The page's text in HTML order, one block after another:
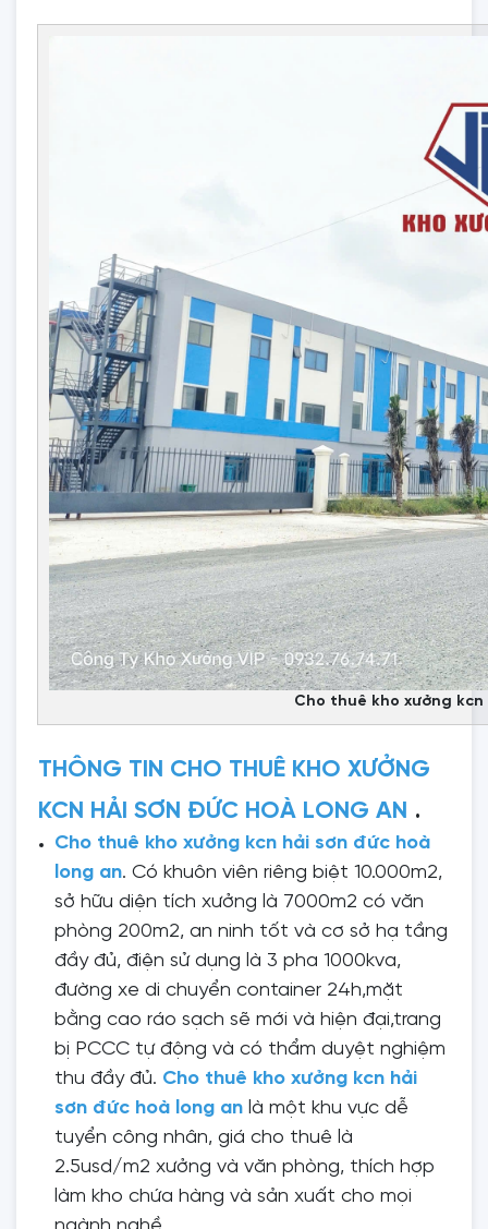
Cho thuê kho xưởng
THÔNG TIN CHO THUÊ KHO XƯỞNG
KCN HẢI SƠN ĐỨC HOÀ LONG AN .
Cho thuê kho xưởng kcn hải sơn đức hoà
long an. Có khuôn viên riêng biệt 10.000m2,
sở hữu diện tích xưởng là 7000m2 có văn
phòng 200m2, an ninh tốt và cơ sở hạ tầng
đầy đủ, điện sử dụng là 3 pha 1000kva,
đường xe di chuyển container 24h,mặt
bằng cao ráo sạch sẽ mới và hiện đại,trang
bị PCCC tự động và có thẩm duyệt nghiệm
thu đầy đủ. Cho thuê kho xưởng kcn hải
sơn đức hoà long an là một khu vực dễ
tuyển công nhân, giá cho thuê là
2.5usd/m2 xưởng và văn phòng, thích hợp
làm kho chứa hàng và sản xuất cho mọi